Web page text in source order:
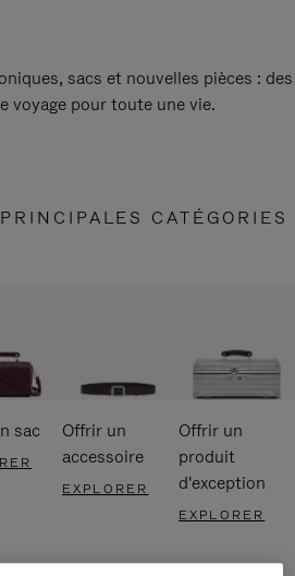
sacs et nouvelles pièces : des
voyage pour toute une vie.
CATÉGORIES
sac
Offrir un
accessoire
EXPLORER
Offrir un
produit
d'exception
EXPLORER